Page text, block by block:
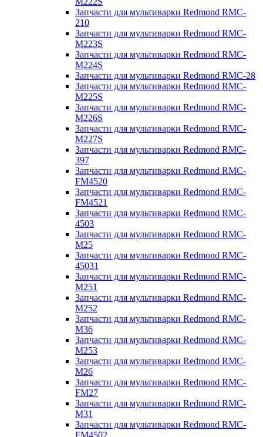
Запчасти для мультиварки Redmond RMC-
210
Запчасти для мультиварки Redmond RMC-
M223S
Запчасти для мультиварки Redmond RMC-
M224S
Запчасти для мультиварки Redmond RMC-28
Запчасти для мультиварки Redmond RMC-
M225S
Запчасти для мультиварки Redmond RMC-
M226S
Запчасти для мультиварки Redmond RMC-
M227S
Запчасти для мультиварки Redmond RMC-
397
Запчасти для мультиварки Redmond RMC-
FM4520
Запчасти для мультиварки Redmond RMC-
FM4521
Запчасти для мультиварки Redmond RMC-
4503
Запчасти для мультиварки Redmond RMC-
M25
Запчасти для мультиварки Redmond RMC-
45031
Запчасти для мультиварки Redmond RMC-
M251
Запчасти для мультиварки Redmond RMC-
M252
Запчасти для мультиварки Redmond RMC-
M36
Запчасти для мультиварки Redmond RMC-
M253
Запчасти для мультиварки Redmond RMC-
M26
Запчасти для мультиварки Redmond RMC-
FM27
Запчасти для мультиварки Redmond RMC-
M31
Запчасти для мультиварки Redmond RMC-
FM4502